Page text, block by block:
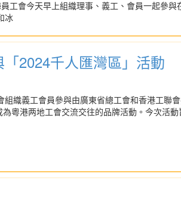
工會今天早上組織理事、義工、會員一起參
冰
2024千人匯灣區」活動
織義工會員參與由廣東省總工會和香港工聯
粵港两地工會交流交往的品牌活動。今次活動